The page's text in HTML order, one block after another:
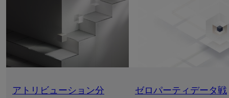
アトリビューション分
ゼロパーティデータ戦